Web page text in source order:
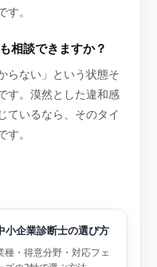
。
相談できますか？
らない」という状態そ
す。漠然とした違和感
ているなら、そのタイ
。
小企業診断士の選び方
種・得意分野・対応フェ